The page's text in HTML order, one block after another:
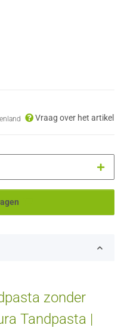
Vraag over het artikel
zonder
Tandpasta |